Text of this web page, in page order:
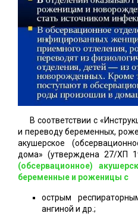
В соответствии с
и переводу беременных,
акушерское
дома» (утверждена 27/ХП
(обсервационное)
беременные и роженицы с
острым
ангиной и др.;